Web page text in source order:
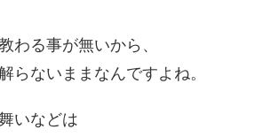
わる事が無いから、
らないままなんですよね。
いなどは